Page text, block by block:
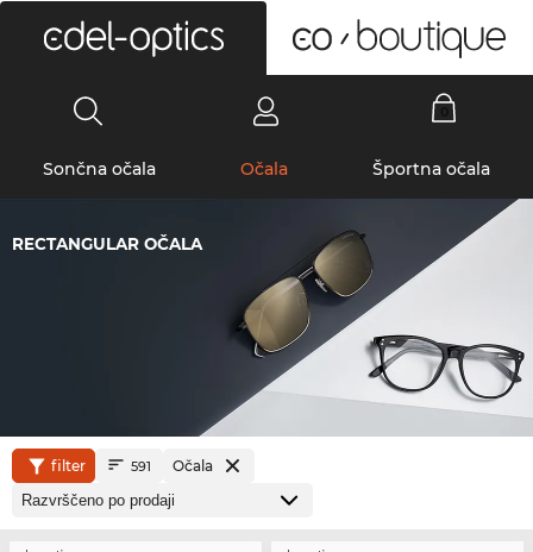
Sončna očala Očala Športna očala
RECTANGULAR OČALA
filter 591 Očala